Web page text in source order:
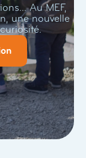
Au MEF,
une nouvelle